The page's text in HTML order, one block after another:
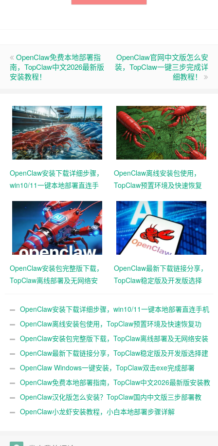
OpenClaw免费本地部署指
南，TopClaw中文2026最新版
安装教程！
OpenClaw官网中文版怎么安
装，TopClaw一键三步完成详
细教程！
OpenClaw安装下载详细步骤，
win10/11一键本地部署直连手
OpenClaw离线安装包使用，
TopClaw预置环境及快速恢复
OpenClaw安装包完整版下载，
TopClaw离线部署及无网络安
OpenClaw最新下载链接分享，
TopClaw稳定版及开发版选择
OpenClaw安装下载详细步骤，win10/11一键本地部署直连手机
教程OpenClaw离线安装包使用，TopClaw预置环境及快速恢复功
能 OpenClaw安装包完整版下载，TopClaw离线部署及无网络安装
方案OpenClaw最新下载链接分享，TopClaw稳定版及开发版选择建
议 OpenClaw Windows一键安装，TopClaw双击exe完成部署
OpenClaw免费本地部署指南，TopClaw中文2026最新版安装教
程！OpenClaw汉化版怎么安装？TopClaw国内中文版三步部署教
程！OpenClaw小龙虾安装教程，小白本地部署步骤详解